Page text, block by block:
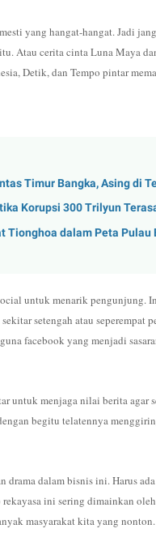
yang hangat-hangat. Jadi
Atau cerita cinta Luna Maya
Detik, dan Tempo pintar
Timur Bangka, Asing di
Korupsi 300 Trilyun
Tionghoa dalam Peta
untuk menarik pengunjung.
setengah atau
facebook yang menjadi
untuk menjaga nilai berita
begitu telatennya
dalam bisnis ini. Harus
ini sering dimainkan
masyarakat kita yang